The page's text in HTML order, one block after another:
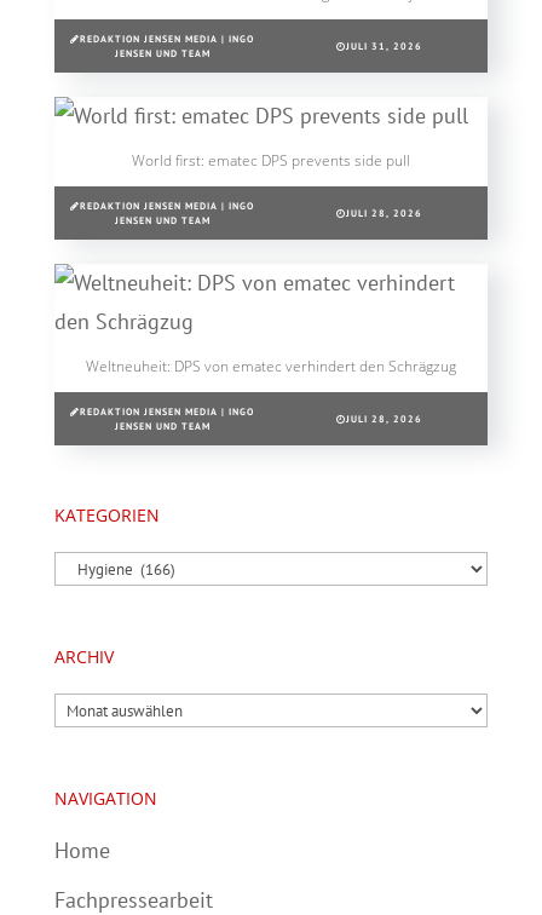
REDAKTION JENSEN MEDIA | INGO
JENSEN UND TEAM
JULI 31, 2026
World first: ematec DPS prevents side pull
REDAKTION JENSEN MEDIA | INGO
JENSEN UND TEAM
JULI 28, 2026
Weltneuheit: DPS von ematec verhindert den Schrägzug
REDAKTION JENSEN MEDIA | INGO
JENSEN UND TEAM
JULI 28, 2026
KATEGORIEN
Kategorien
ARCHIV
Archiv
NAVIGATION
Home
Fachpressearbeit